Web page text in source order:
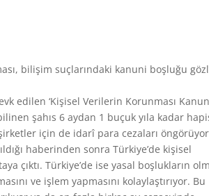
bilişim suçlarındaki kanuni boşluğu
edilen ‘Kişisel Verilerin Korunması
şahıs 6 aydan 1 buçuk yıla kadar
için de idarî para cezaları
haberinden sonra Türkiye’de kişisel
çıktı. Türkiye’de ise yasal boşlukların
ve işlem yapmasını kolaylaştırıyor. Bu